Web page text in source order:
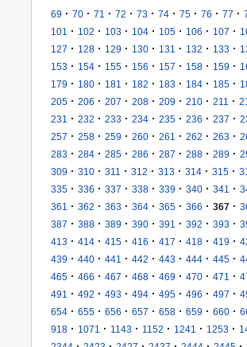
69 · 70 · 71 · 72 · 73 · 74 · 75 · 76 · 77 ·
101
· 102 · 103 · 104 · 105 · 106 · 107 ·
127 · 128 · 129 · 130 · 131 · 132 · 133 ·
153 · 154 · 155 · 156 · 157 · 158 · 159 ·
179 · 180 · 181 · 182 · 183 · 184 · 185 ·
205 · 206 · 207 · 208 · 209 · 210 · 211 ·
231
· 232 · 233 · 234 · 235 · 236 · 237 ·
257 · 258 · 259 · 260 · 261 · 262 · 263 ·
283 · 284 · 285 · 286 · 287 · 288 · 289 ·
309 · 310 · 311 · 312 · 313 · 314 · 315 ·
335 · 336 · 337 · 338 · 339 · 340 · 341 ·
361
· 362 · 363 · 364 · 365 · 366 · 367 ·
387 · 388 · 389 · 390 · 391 · 392 · 393 ·
413 · 414 · 415 · 416 · 417 · 418 · 419 ·
439 · 440 · 441 · 442 · 443 · 444 · 445 ·
465 · 466 · 467 · 468 · 469 · 470 · 471 ·
491
· 492 · 493 · 494 · 495 · 496 · 497 ·
654 · 655 · 656 · 657 · 658 · 659 · 660 ·
918 · 1071 · 1143 · 1152 · 1241 · 1253 ·